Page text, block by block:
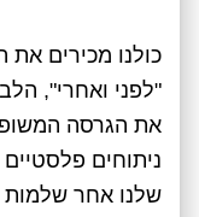
כולנו מכירים את
"לפני ואחרי",
את הגרסה
ניתוחים
שלנו אחר שלמות